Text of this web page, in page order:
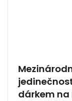
dárkem na